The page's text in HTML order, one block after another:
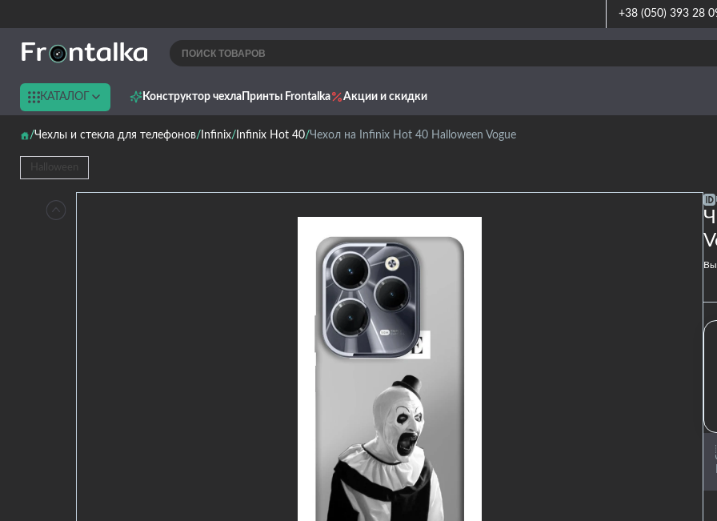
+38 (050) 393 28
КАТАЛОГ Конструктор чехла Принты Frontalka Акции и скидки
Чехлы и стекла для телефонов Infinix Infinix Hot 40 Чехол на Infinix Hot 40 Halloween Vogue
Halloween